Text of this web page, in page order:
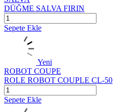
DÜĞME SALVA FIRIN
Sepete Ekle
Yeni
ROBOT COUPE
ROLE ROBOT COUPLE CL-50
Sepete Ekle